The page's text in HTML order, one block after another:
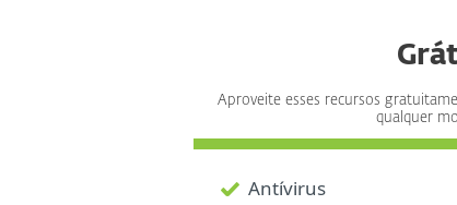
Aproveite esses recursos
qualquer
Antívirus